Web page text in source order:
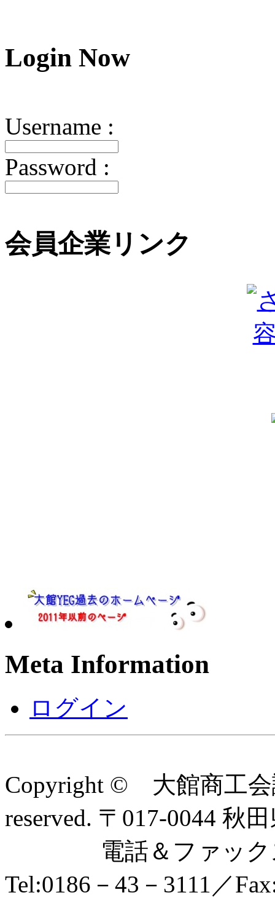
Login Now
Username :
Password :
会員企業リンク
Meta Information
ログイン
Copyright © 大館商工
reserved. 〒017-0044
電話＆ファック
Tel:0186－43－3111／